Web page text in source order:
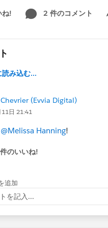
ね! 2 件のコメント
読み込む...
(Evvia Digital)
日 21:41
@Melissa Hanning!
のいいね!
追加
を記入...